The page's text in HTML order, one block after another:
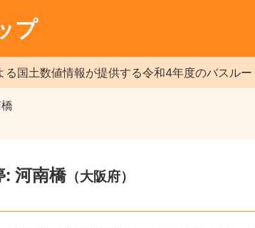
プ
国土数値情報が提供する令和4年度のバスル
: 河南橋（大阪府）